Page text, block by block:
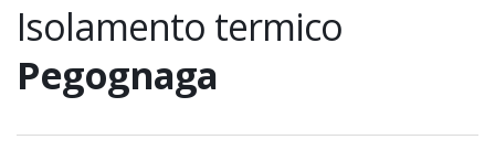
Isolamento termico
Pegognaga